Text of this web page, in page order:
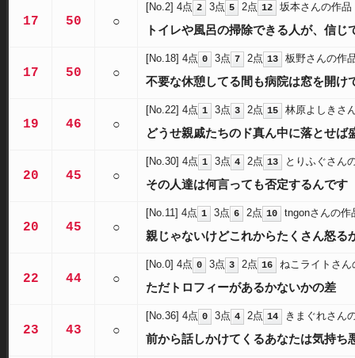
17 50 ○
[No.2] 4点 2 3点 5 2点 12 坂本さんの作品
トイレや風呂の掃除できる人が、信じ
17 50 ○
[No.18] 4点 0 3点 7 2点 13 板野さんの作
不要な休憩してる間も病院は窓を開け
19 46 ○
[No.22] 4点 1 3点 3 2点 15 林原よしきさ
どうせ親戚たちのド真ん中に落とせば
20 45 ○
[No.30] 4点 1 3点 4 2点 13 とりふぐさん
その人達は何言っても否定するんです
20 45 ○
[No.11] 4点 1 3点 6 2点 10 tngonさんの作
親じゃないけどこれからたくさん怒る
22 44 ○
[No.0] 4点 0 3点 3 2点 16 ねこライトさん
ただトロフィーがあるかないかの差
23 43 ○
[No.36] 4点 0 3点 4 2点 14 きまぐれさん
前から話しかけてくるあなたは気持ち